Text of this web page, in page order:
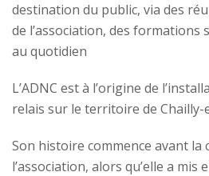
destination du public, via des
de l’association, des formations
au quotidien
L’ADNC est à l’origine de
relais sur le territoire de Chailly-
Son histoire commence avant la
l’association, alors qu’elle a mis